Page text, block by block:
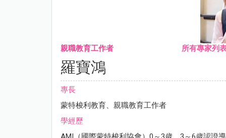
親職教育工作者 所有專家列
羅寶鴻
專長
蒙特梭利教育、親職教育工作者
學經歷